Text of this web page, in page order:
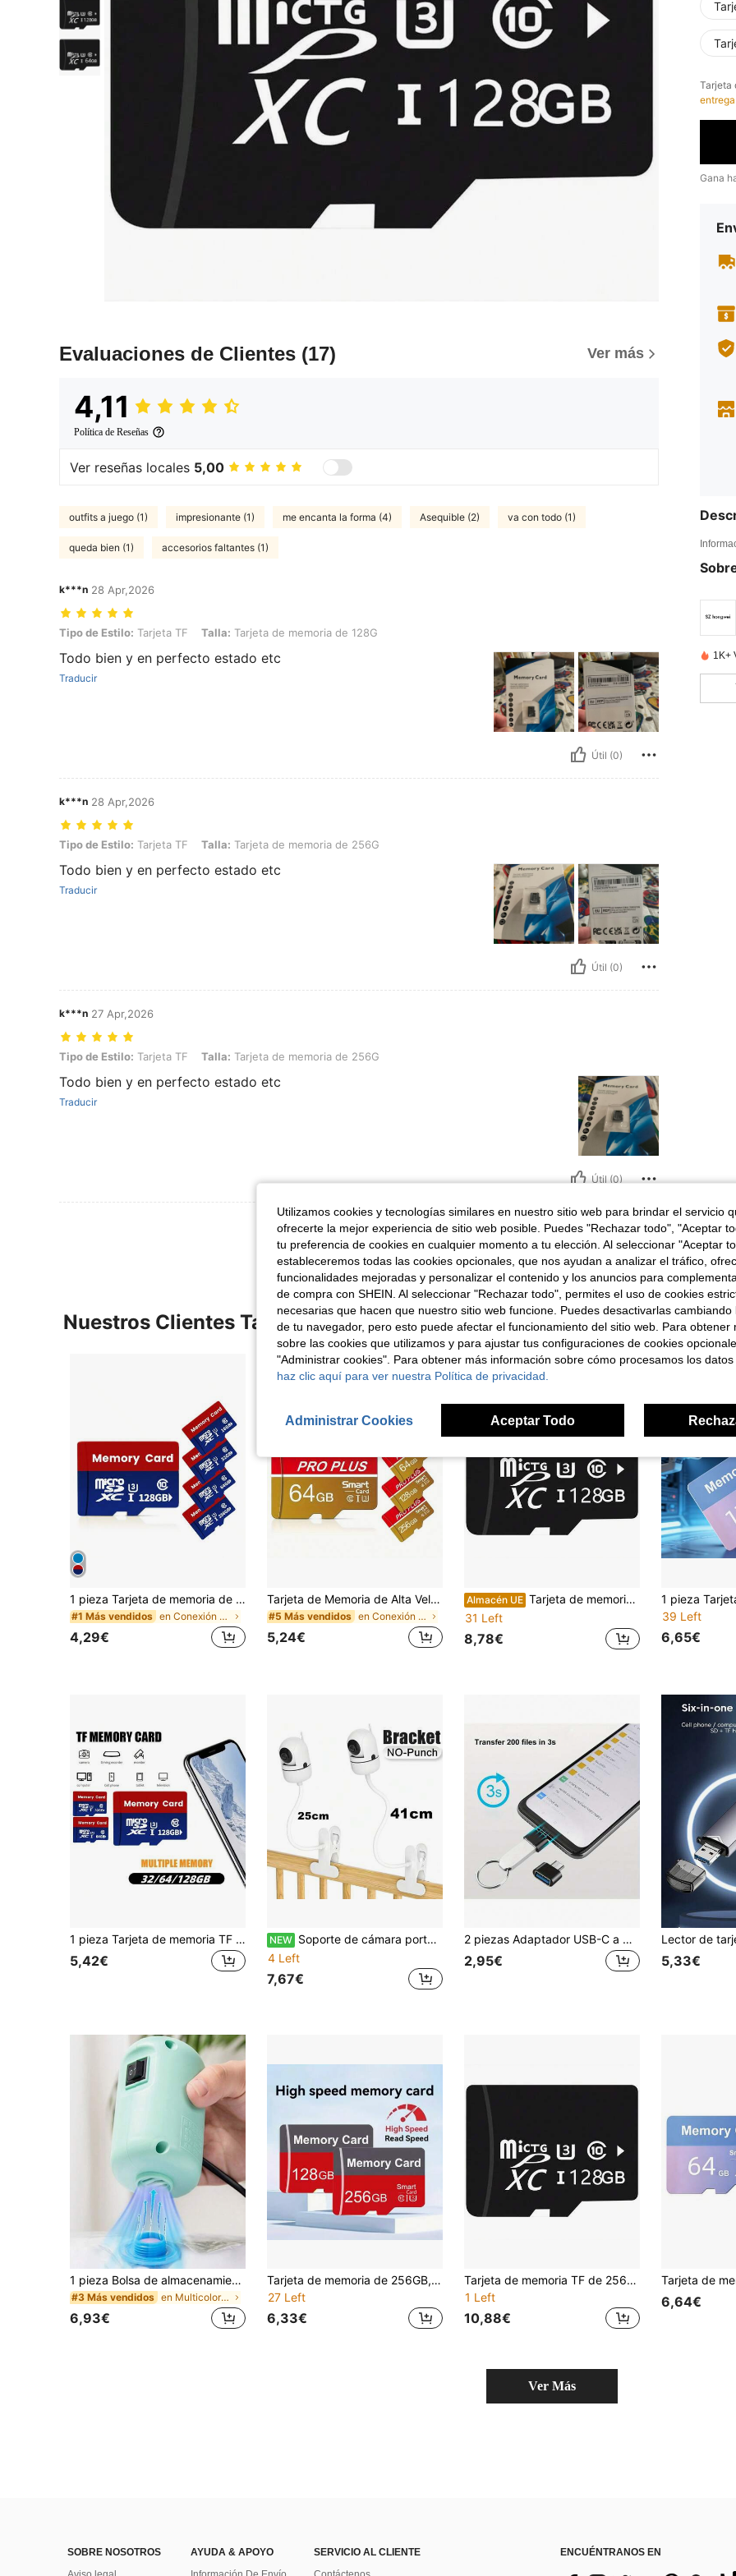
Evaluaciones de Clientes (17) Ver más
4,11
Política de Reseñas
Ver reseñas locales 5,00
outfits a juego (1) impresionante (1) me encanta la forma (4) Asequible (2) va con todo (1)
queda bien (1) accesorios faltantes (1)
k***n 28 Apr,2026
Tipo de Estilo: Tarjeta TF, Talla: Tarjeta de memoria de 128G
Tipo de Estilo: Tarjeta TF Talla: Tarjeta de memoria de 128G
Todo bien y en perfecto estado etc
Traducir
Útil (0)
k***n 28 Apr,2026
Tipo de Estilo: Tarjeta TF, Talla: Tarjeta de memoria de 256G
Tipo de Estilo: Tarjeta TF Talla: Tarjeta de memoria de 256G
Todo bien y en perfecto estado etc
Traducir
Útil (0)
k***n 27 Apr,2026
Tipo de Estilo: Tarjeta TF, Talla: Tarjeta de memoria de 256G
Tipo de Estilo: Tarjeta TF Talla: Tarjeta de memoria de 256G
Todo bien y en perfecto estado etc
Traducir
Útil (0)
Ver Más Reseñas
​Tarjeta
Gana
1K+
Nuestros Clientes También Vieron
1 pieza Tarjeta de memoria de alta velocidad - Adecuada para teléfono inteligente, tableta, cámara, cámara de vigilancia CCTV Tarjeta SD Flash - Transmisión de datos / Amplia compatibilidad, Almacenamiento 8GB/16GB/32GB/64GB/128GB/256GB
#1 Más vendidos en Conexión USB u otra conexión de alimentación de
4,29€
Tarjeta de Memoria de Alta Velocidad Rojo Dorado 256GB 128GB 64GB 32GB con Adaptador, Tarjeta Flash TF de Alta Velocidad Certificada A1 C10, Adecuada para Tableta/Cámara/Teléfono/Portátil/Audio de Coche/Consola de Juegos/Dispositivo de Audio, ¡Almacene sus Archivos de Forma Segura!
#5 Más vendidos en Conexión USB u otra conexión de alimentación de
5,24€
Almacén UE Tarjeta de memoria TF de 256GB, tarjeta de expansión de alta velocidad adecuada para vigilancia, teléfonos, reproductores de MP3, cámaras
31 Left
8,78€
39 Left
6,65€
1 pieza Tarjeta de memoria TF de alta capacidad 256GB, 128GB, 64GB, 32GB Tarjeta SD de alta velocidad compatible con computadoras, cámaras digitales, sistemas de audio, cámaras de tablero y teléfonos inteligentes
5,42€
NEW Soporte de cámara portátil y flexible, base de soporte para cámara de monitor de bebé, soporte de monitor de cámara web, base de soporte flexible sin taladro con clip
4 Left
7,67€
2 piezas Adaptador USB-C a USB, Adaptador hembra a macho tipo C OTG, Adaptador USB-C compatible con MacBook Pro, Galaxy, teléfonos tipo C, portátiles, tabletas, impresoras, ratón, teclado, cargadores de coche, unidades flash USB
2,95€ 5,33€
1 pieza Bolsa de almacenamiento verde/rosa con bomba de aire, con bomba manual, opciones de enchufe de China/UE/EE. UU., adecuada para almacenamiento diario y regalos de vacaciones, bolsa de almacenamiento al vacío con bomba de aire, bomba de vacío manual, nueva bomba de aire eléctrica para ropa y ropa de cama del hogar
#3 Más vendidos en Multicolor Herramientas eléctricas
6,93€
Tarjeta de memoria de 256GB, 128GB, 64GB, 32GB TF - Tarjeta de memoria de alta velocidad, adecuada para teléfonos inteligentes, tabletas, cámaras, consolas de juegos, cámaras de tablero y otros dispositivos, almacenamiento de archivos
27 Left
6,33€
Tarjeta de memoria TF de 256GB, tarjeta de expansión de almacenamiento de alta velocidad adecuada para vigilancia, teléfonos, reproductores de MP3, cámaras
1 Left
10,88€
6,64€
Ver Más
SOBRE NOSOTROS
AYUDA & APOYO
SERVICIO AL CLIENTE
ENCUÉNTRANOS EN
Utilizamos cookies y tecnologías similares en nuestro sitio web para brindar el servicio
ofrecerte la mejor experiencia de sitio web posible. Puedes "Rechazar todo", "Aceptar
tu preferencia de cookies en cualquier momento a tu elección. Al seleccionar "Aceptar
estableceremos todas las cookies opcionales, que nos ayudan a analizar el tráfico,
funcionalidades mejoradas y personalizar el contenido y los anuncios para
de compra con SHEIN. Al seleccionar "Rechazar todo", permites el uso de cookies
necesarias que hacen que nuestro sitio web funcione. Puedes desactivarlas cambiando
de tu navegador, pero esto puede afectar el funcionamiento del sitio web. Para obtener
sobre las cookies que utilizamos y para ajustar tus configuraciones de cookies
"Administrar cookies". Para obtener más información sobre cómo procesamos los datos
haz clic aquí para ver nuestra Política de privacidad.
Administrar Cookies Aceptar Todo